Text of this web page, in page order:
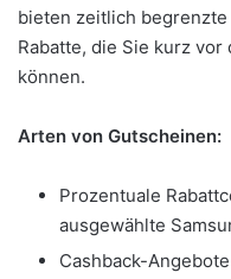
bieten zeitlich
Rabatte, die Sie kurz
können.
Arten von Gutscheinen:
Prozentuale
ausgewählte
Cashback-